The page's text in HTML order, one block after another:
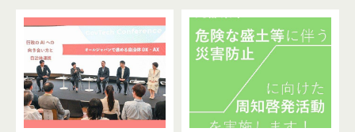
佐賀県
長崎県
熊本県
大分県